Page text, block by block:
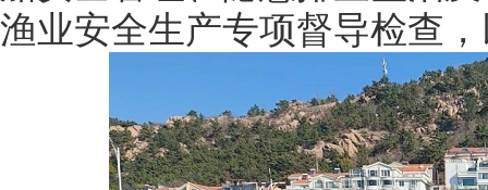
渔业安全生产专项督导检查